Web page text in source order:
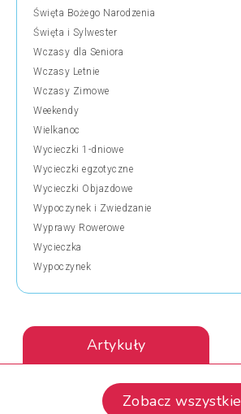
Święta Bożego Narodzenia
Święta i Sylwester
Wczasy dla Seniora
Wczasy Letnie
Wczasy Zimowe
Weekendy
Wielkanoc
Wycieczki 1-dniowe
Wycieczki egzotyczne
Wycieczki Objazdowe
Wypoczynek i Zwiedzanie
Wyprawy Rowerowe
Wycieczka
Wypoczynek
Artykuły
Zobacz wszystkie